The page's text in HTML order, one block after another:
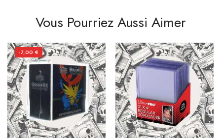
Vous Pourriez Aussi Aimer
-7,00 €